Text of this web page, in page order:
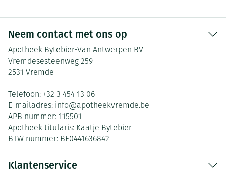
Neem contact met ons op
Apotheek Bytebier-Van Antwerpen BV
Vremdesesteenweg 259
2531 Vremde
Telefoon: +32 3 454 13 06
E-mailadres: info@apotheekvremde.be
APB nummer: 115501
Apotheek titularis: Kaatje Bytebier
BTW nummer: BE0441636842
Klantenservice